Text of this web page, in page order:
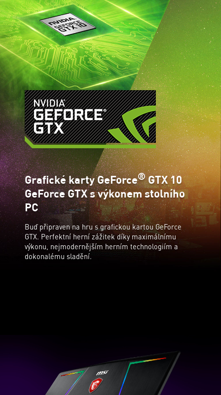
Grafické karty GeForce®GTX 10
GeForce GTX s výkonem stolního
PC
Buď připraven na hru s grafickou kartou GeForce
GTX. Perfektní herní zážitek díky maximálnímu
výkonu, nejmodernějším herním technologiím a
dokonalému sladění.